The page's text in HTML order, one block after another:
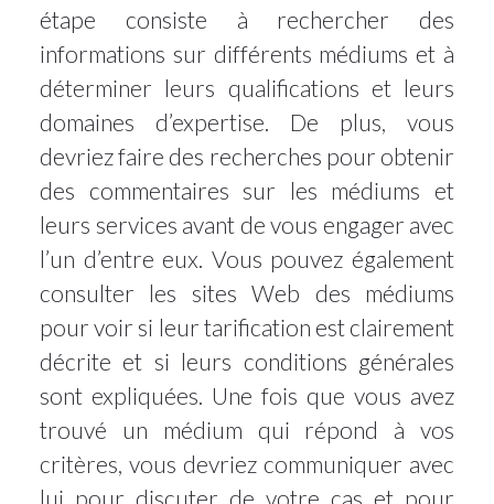
étape consiste à rechercher des
informations sur différents médiums et à
déterminer leurs qualifications et leurs
domaines d’expertise. De plus, vous
devriez faire des recherches pour obtenir
des commentaires sur les médiums et
leurs services avant de vous engager avec
l’un d’entre eux. Vous pouvez également
consulter les sites Web des médiums
pour voir si leur tarification est clairement
décrite et si leurs conditions générales
sont expliquées. Une fois que vous avez
trouvé un médium qui répond à vos
critères, vous devriez communiquer avec
lui pour discuter de votre cas et pour